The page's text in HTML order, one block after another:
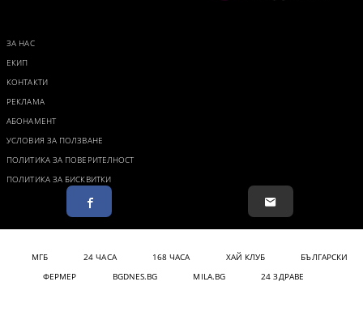
ЗА НАС
ЕКИП
КОНТАКТИ
РЕКЛАМА
АБОНАМЕНТ
УСЛОВИЯ ЗА ПОЛЗВАНЕ
ПОЛИТИКА ЗА ПОВЕРИТЕЛНОСТ
ПОЛИТИКА ЗА БИСКВИТКИ
МГБ 24 ЧАСА 168 ЧАСА ХАЙ КЛУБ
БЪЛГАРСКИ
ФЕРМЕР
BGDNES.BG MILA.BG 24 ЗДРАВЕ